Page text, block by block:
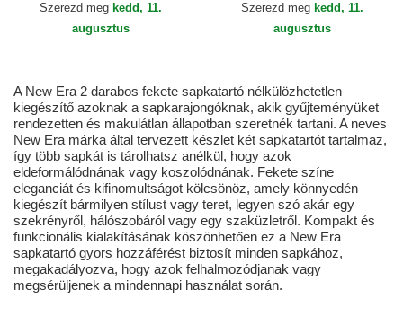
Szerezd meg kedd, 11.
augusztus
Szerezd meg kedd, 11.
augusztus
A New Era 2 darabos fekete sapkatartó nélkülözhetetlen
kiegészítő azoknak a sapkarajongóknak, akik gyűjteményüket
rendezetten és makulátlan állapotban szeretnék tartani. A neves
New Era márka által tervezett készlet két sapkatartót tartalmaz,
így több sapkát is tárolhatsz anélkül, hogy azok
eldeformálódnának vagy koszolódnának. Fekete színe
eleganciát és kifinomultságot kölcsönöz, amely könnyedén
kiegészít bármilyen stílust vagy teret, legyen szó akár egy
szekrényről, hálószobáról vagy egy szaküzletről. Kompakt és
funkcionális kialakításának köszönhetően ez a New Era
sapkatartó gyors hozzáférést biztosít minden sapkához,
megakadályozva, hogy azok felhalmozódjanak vagy
megsérüljenek a mindennapi használat során.